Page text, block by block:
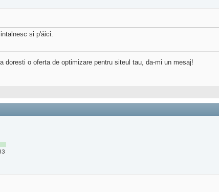
si p'áici.
doresti o oferta de optimizare pentru siteul tau, da-mi un mesaj!